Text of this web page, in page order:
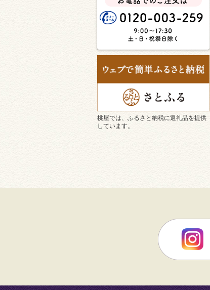
桃屋では、ふるさと納税に返礼品を提供
しています。